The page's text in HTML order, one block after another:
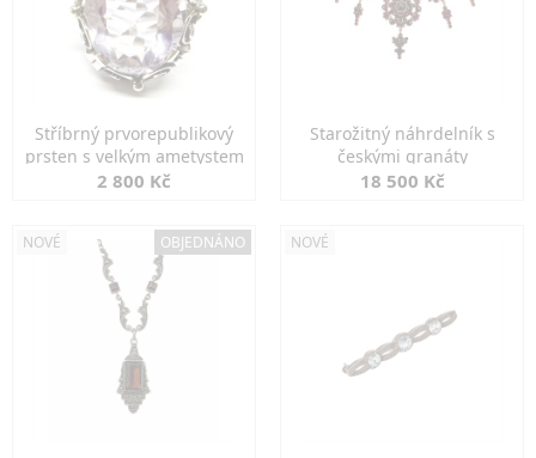
Stříbrný prvorepublikový
prsten s velkým ametystem
2 800 Kč
Starožitný náhrdelník s
českými granáty
18 500 Kč
NOVÉ OBJEDNÁNO NOVÉ